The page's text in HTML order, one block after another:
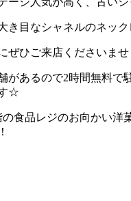
き目なシャネルのネッ
ぜひご来店くださいませ
があるので2時間無料で
☆
食品レジのお向かい洋